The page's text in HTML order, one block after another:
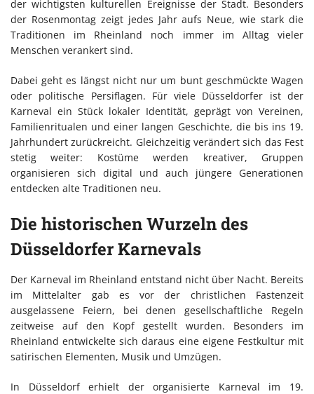
der wichtigsten kulturellen Ereignisse der Stadt. Besonders
der Rosenmontag zeigt jedes Jahr aufs Neue, wie stark die
Traditionen im Rheinland noch immer im Alltag vieler
Menschen verankert sind.
Dabei geht es längst nicht nur um bunt geschmückte Wagen
oder politische Persiflagen. Für viele Düsseldorfer ist der
Karneval ein Stück lokaler Identität, geprägt von Vereinen,
Familienritualen und einer langen Geschichte, die bis ins 19.
Jahrhundert zurückreicht. Gleichzeitig verändert sich das Fest
stetig weiter: Kostüme werden kreativer, Gruppen
organisieren sich digital und auch jüngere Generationen
entdecken alte Traditionen neu.
Die historischen Wurzeln des
Düsseldorfer Karnevals
Der Karneval im Rheinland entstand nicht über Nacht. Bereits
im Mittelalter gab es vor der christlichen Fastenzeit
ausgelassene Feiern, bei denen gesellschaftliche Regeln
zeitweise auf den Kopf gestellt wurden. Besonders im
Rheinland entwickelte sich daraus eine eigene Festkultur mit
satirischen Elementen, Musik und Umzügen.
In Düsseldorf erhielt der organisierte Karneval im 19.